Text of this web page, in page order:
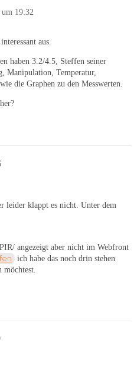
19:32
aus.
haben 3.2/4.5, Steffen seiner
Manipulation, Temperatur,
die Graphen zu den Messwerten.
leider klappt es nicht. Unter dem
angezeigt aber nicht im Webfront
ich habe das noch drin stehen
möchtest.